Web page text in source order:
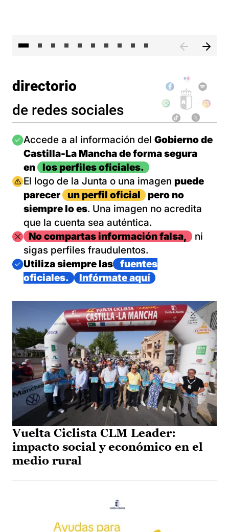
directorio
de redes sociales
Imagen
Accede a al información del Gobierno de
Castilla-La Mancha de forma segura
en
los perfiles oficiales.
Imagen
El logo de la Junta o una imagen puede
parecer
un perfil oficial
pero no
siempre lo es. Una imagen no acredita
que la cuenta sea auténtica.
ImagenNo compartas información falsa,
ni
sigas perfiles fraudulentos.
Imagen
Utiliza siempre las
fuentes
oficiales.
Infórmate aquí
Vuelta Ciclista CLM Leader:
impacto social y económico en el
medio rural